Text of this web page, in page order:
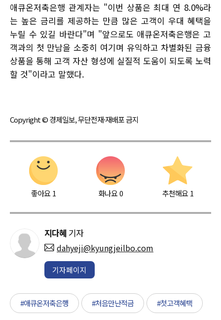
애큐온저축은행 관계자는 "이번 상품은 최대 연 8.0%라
는 높은 금리를 제공하는 만큼 많은 고객이 우대 혜택을
누릴 수 있길 바란다"며 "앞으로도 애큐온저축은행은 고
객과의 첫 만남을 소중히 여기며 유익하고 차별화된 금융
상품을 통해 고객 자산 형성에 실질적 도움이 되도록 노력
할 것"이라고 말했다.
Copyright © 경제일보, 무단전재·재배포 금지
좋아요 1 화나요0 추천해요 1
지다혜 기자
dahyeji@kyungjeilbo.com
기자페이지
#애큐온저축은행 #처음만난적금 #첫고객혜택